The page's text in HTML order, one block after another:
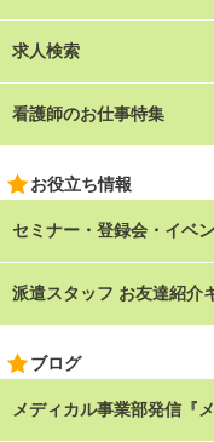
求人検索
看護師のお仕事特集
お役立ち情報
セミナー・登録会・イベ
派遣スタッフ お友達紹介
ブログ
メディカル事業部発信『